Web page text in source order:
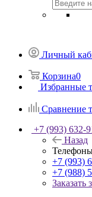
Личный
Корзина0
Избранные
Сравнение
+7 (993) 632-
Назад
+7 (993)
+7 (988)
Заказать